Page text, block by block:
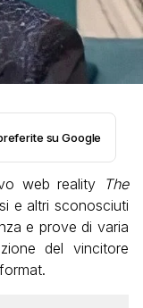
su Google
web reality The
e altri sconosciuti
e prove di varia
del vincitore